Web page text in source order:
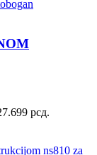
рсд.